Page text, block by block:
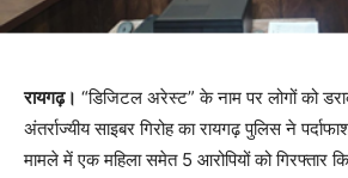
रायगढ़। “डिजिटल अरेस्ट” के नाम पर लोगों को
अंतर्राज्यीय साइबर गिरोह का रायगढ़ पुलिस ने
मामले में एक महिला समेत 5 आरोपियों को गिरफ्तार